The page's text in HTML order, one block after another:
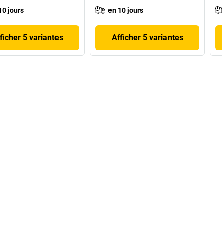
jours
5 variantes
en 10 jours
Afficher 5 variantes